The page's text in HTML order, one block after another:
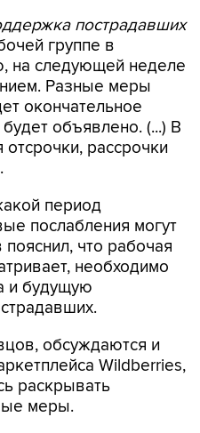
пострадавших
группе в
на следующей неделе
Разные меры
окончательное
объявлено. (...) В
рассрочки
период
послабления могут
что рабочая
необходимо
и будущую
обсуждаются и
Wildberries,
раскрывать
меры.